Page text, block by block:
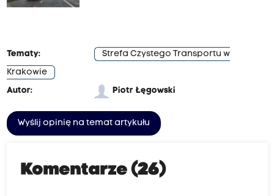
Tematy:
Strefa Czystego Transportu w
Krakowie
Autor:
Piotr Łęgowski
Wyślij opinię na temat artykułu
Komentarze (26)